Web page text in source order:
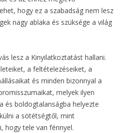
hogy ez a szabadság nem lesz
nagy ablaka és szüksége a világ
lesz a Kinyilatkoztatást hallani.
a feltételezéseiket, a
és minden bizonnyal a
melyek ilyen
és boldogtalanságba helyezte
a sötétségtől, mint
hogy tele van fénnyel.